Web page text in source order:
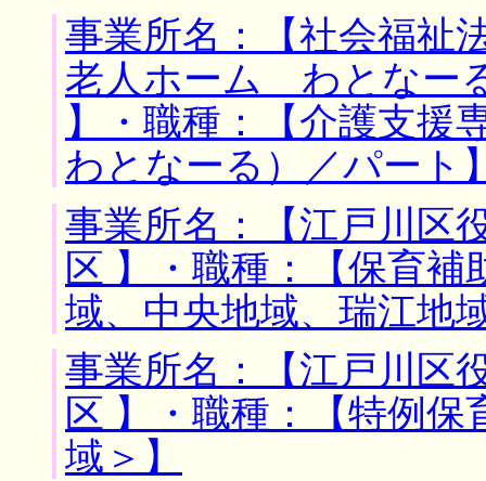
事業所名：【社会福
老人ホーム わとなー
】・職種：【介護支援
わとなーる）／パート
事業所名：【江戸川区
区 】・職種：【保育
域、中央地域、瑞江地
事業所名：【江戸川区
区 】・職種：【特例
域＞】